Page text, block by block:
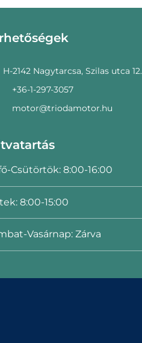
H-2142 Nagytarcsa, Szilas utca 12.
+36-1-297-3057
motor@triodamotor.hu
Csütörtök: 8:00-16:00
8:00-15:00
Vasárnap: Zárva